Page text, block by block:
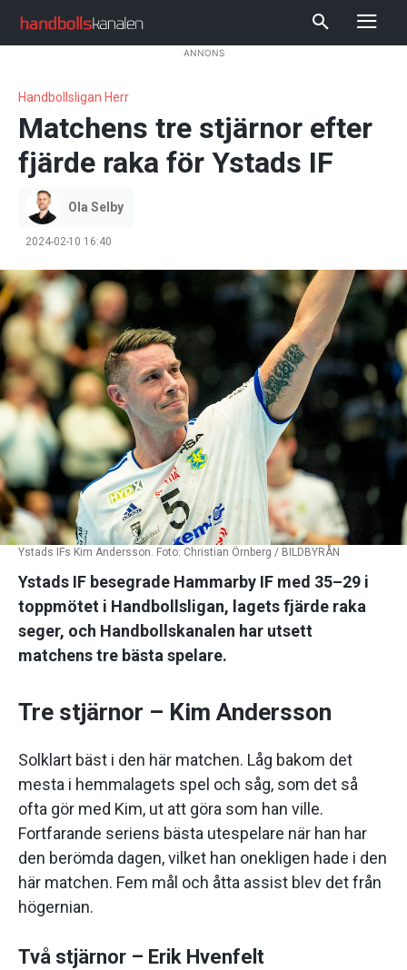
ANNONS
Handbollsligan Herr
Matchens tre stjärnor efter
fjärde raka för Ystads IF
Ola Selby
2024-02-10 16:40
Ystads IFs Kim Andersson. Foto: Christian Örnberg / BILDBYRÅN
Ystads IF besegrade Hammarby IF med 35–29 i
toppmötet i Handbollsligan, lagets fjärde raka
seger, och Handbollskanalen har utsett
matchens tre bästa spelare.
Tre stjärnor – Kim Andersson
Solklart bäst i den här matchen. Låg bakom det
mesta i hemmalagets spel och såg, som det så
ofta gör med Kim, ut att göra som han ville.
Fortfarande seriens bästa utespelare när han har
den berömda dagen, vilket han onekligen hade i den
här matchen. Fem mål och åtta assist blev det från
högernian.
Två stjärnor – Erik Hvenfelt